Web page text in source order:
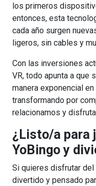
los primeros
entonces, esta
cada año surgen
ligeros, sin cables y
Con las inversiones
VR, todo apunta a que
manera exponencial
transformando por
relacionamos y
¿Listo/a para
YoBingo y
Si quieres disfrutar del
divertido y pensado